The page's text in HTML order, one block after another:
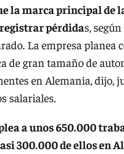
la marca principal de
pérdidas,
La empresa planea
de gran tamaño de
en Alemania, dijo,
salariales.
a unos 650.000
300.000 de ellos en